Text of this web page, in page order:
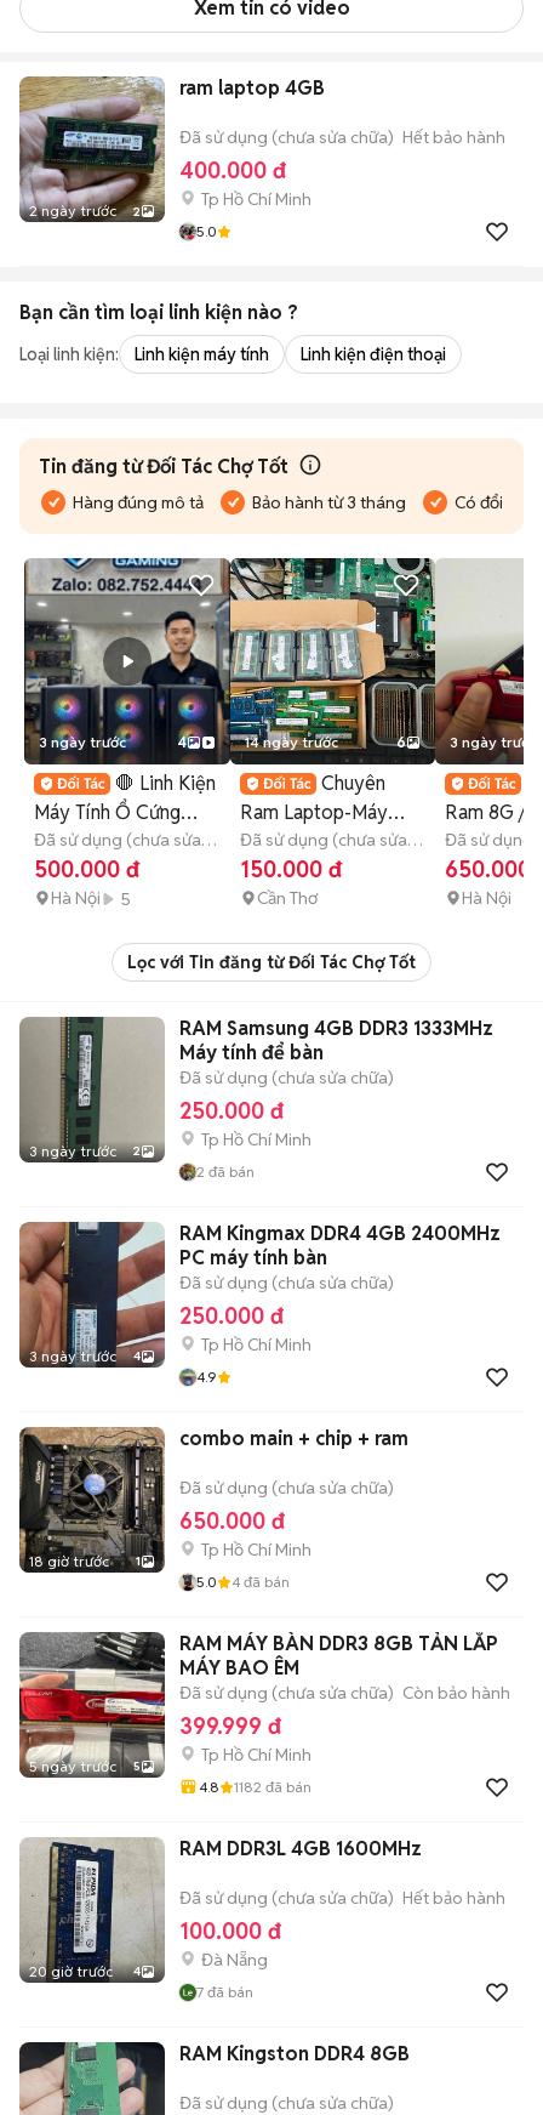
Xem tin có video
2 ngày trước 2
ram laptop 4GB
Đã sử dụng (chưa sửa chữa) Hết bảo hành
400.000 đ
Tp Hồ Chí Minh
5.0
Bạn cần tìm loại linh kiện nào ?
Loại linh kiện: Linh kiện máy tính Linh kiện điện thoại
Tin đăng từ Đối Tác Chợ Tốt
Hàng đúng mô tả Bảo hành từ 3 tháng Có đổi trả
3 ngày trước 4
🛑 Linh Kiện
Máy Tính Ổ Cứng
/Ram Máy Tính i3 i5
i7
Đã sử dụng (chưa sửa
chữa)
500.000 đ
Hà Nội 5
14 ngày trước 6
Chuyên
Ram Laptop-Máy
Bàn-PC2-PC3L-
PC4"2,4,8,16"
Đã sử dụng (chưa sửa
chữa)
Còn bảo hành
150.000 đ
Cần Thơ
3 ngày trước
Ram 8G /
Rẻ Hà Nội
Đã sử dụng
chữa)
650.000
Hà Nội
Lọc với Tin đăng từ Đối Tác Chợ Tốt
3 ngày trước 2
RAM Samsung 4GB DDR3 1333MHz
Máy tính để bàn
Đã sử dụng (chưa sửa chữa)
250.000 đ
Tp Hồ Chí Minh
2 đã bán
3 ngày trước 4
RAM Kingmax DDR4 4GB 2400MHz
PC máy tính bàn
Đã sử dụng (chưa sửa chữa)
250.000 đ
Tp Hồ Chí Minh
4.9
18 giờ trước 1
combo main + chip + ram
Đã sử dụng (chưa sửa chữa)
650.000 đ
Tp Hồ Chí Minh
5.0 4 đã bán
5 ngày trước 5
RAM MÁY BÀN DDR3 8GB TẢN LẮP
MÁY BAO ÊM
Đã sử dụng (chưa sửa chữa) Còn bảo hành
399.999 đ
Tp Hồ Chí Minh
4.8 1182 đã bán
20 giờ trước 4
RAM DDR3L 4GB 1600MHz
Đã sử dụng (chưa sửa chữa) Hết bảo hành
100.000 đ
Đà Nẵng
7 đã bán
RAM Kingston DDR4 8GB
Đã sử dụng (chưa sửa chữa)